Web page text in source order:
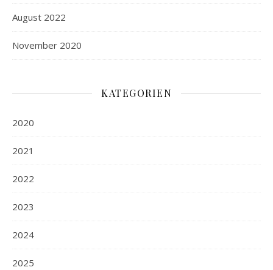
August 2022
November 2020
KATEGORIEN
2020
2021
2022
2023
2024
2025